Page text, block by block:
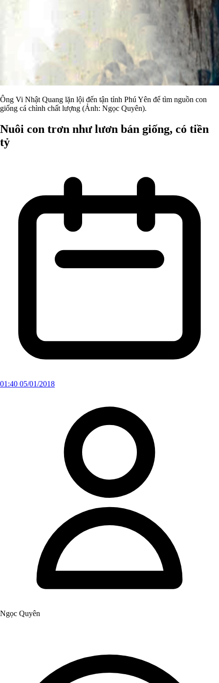
Ông Vi Nhật Quang lặn lội đến tận tỉnh Phú Yên để tìm nguồn con
giống cá chình chất lượng (Ảnh: Ngọc Quyên).
Nuôi con trơn như lươn bán giống, có tiền
tỷ
01:40 05/01/2018
Ngọc Quyên